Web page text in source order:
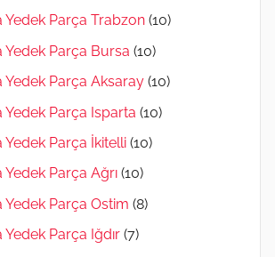
Yedek Parça Trabzon (10)
Yedek Parça Bursa (10)
Yedek Parça Aksaray (10)
Yedek Parça Isparta (10)
Yedek Parça İkitelli (10)
Yedek Parça Ağrı (10)
Yedek Parça Ostim (8)
Yedek Parça Iğdır (7)